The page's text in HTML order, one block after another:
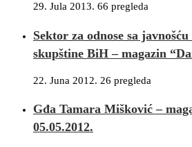
29. Jula 2013. 66 pregleda
Sektor za odnose sa
skupštine BiH – magazin
22. Juna 2012. 26 pregleda
Gđa Tamara Mišković –
05.05.2012.